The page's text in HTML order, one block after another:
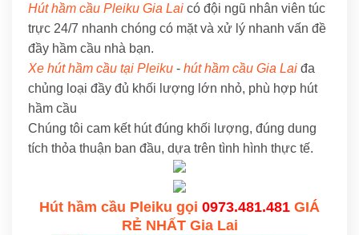
Hút hầm cầu Pleiku Gia Lai có đội ngũ nhân viên túc
trực 24/7 nhanh chóng có mặt và xử lý nhanh vấn đề
đầy hầm cầu nhà bạn.
Xe hút hầm cầu tại Pleiku - hút hầm cầu Gia Lai đa
chủng loại đầy đủ khối lượng lớn nhỏ, phù hợp hút
hầm cầu
Chúng tôi cam kết hút đúng khối lượng, đúng dung
tích thỏa thuận ban đầu, dựa trên tình hình thực tế.
Hút hầm cầu Pleiku gọi 0973.481.481 GIÁ
RẺ NHẤT Gia Lai